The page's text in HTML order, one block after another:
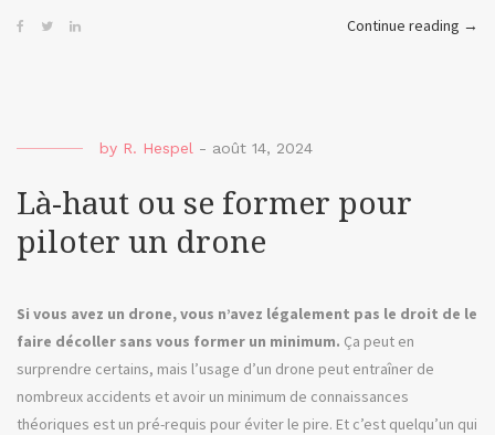
Continue reading «
→
by R. Hespel - août 14, 2024
Là-haut ou se former pour
piloter un drone
Si vous avez un drone, vous n’avez légalement pas le droit de le
faire décoller sans vous former un minimum. Ça peut en
surprendre certains, mais l’usage d’un drone peut entraîner de
nombreux accidents et avoir un minimum de connaissances
théoriques est un pré-requis pour éviter le pire. Et c’est quelqu’un qui